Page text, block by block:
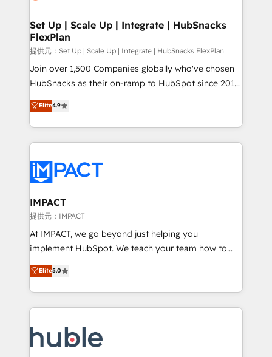
the difference — reach out to see how AI + HubSpot
marketing, advertising, campaigns, content and
design We connect people, data and technology to
improve customer experiences. With our bright
people, exciting ideas and can-do mentality, we
ensure revenue growth on a daily basis. So tell us
team of 100+ experts is ready for you! Driving digital
growth | www.brightdigital.com
Set Up | Scale Up | Integrate | HubSnacks
FlexPlan
提供元：Set Up | Scale Up | Integrate | HubSnacks FlexPlan
Join over 1,500 Companies globally who've chosen
HubSnacks as their on-ramp to HubSpot since 2014
Simple pay-as-you-go plans that accelerate value...
1️⃣ Set Up | Onboarding New or Check-fixing existing
HubSpot portals 2️⃣ Scale Up | 100% HubSpot Task
Execution... Global 24/7 ... All Experts 3️⃣ Integrate |
Slash months from your API Integration project... ⬅️
Click "Contact Business" ⬅️ to access 150+ Kickstart
Integration templates that put HubSpot in the center
of your tech stack, syncing... 🛍️ Shopify or
WooCommerce 💲 Stripe or Paypal 💰 Sage or
Netsuite 🤖 Google or Microsoft ✍️ DocuSign or
the rare Advanced "Custom Integrations"
Accreditation, securely sync data across... 🔄 any
new HubSpot portal with Advanced Website and
CRM Migrations using our in-house "HubScrub" Tool.
Elite4.9
IMPACT
提供元：IMPACT
At IMPACT, we go beyond just helping you
implement HubSpot. We teach your team how to
master it. As the creators of the Endless Customers
System™ (the next evolution of They Ask, You
Answer), we’re the only HubSpot partner built
entirely around coaching and training. That means
skills, processes, and internal team you need to
attract the right buyers, close deals faster, and grow
Elite5.0